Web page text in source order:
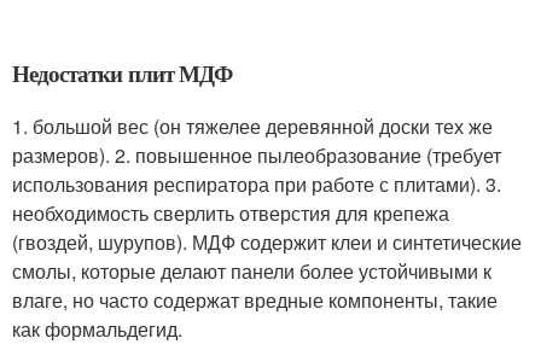
Недостатки плит МДФ
1. большой вес (он тяжелее деревянной доски тех же
размеров). 2. повышенное пылеобразование (требует
использования респиратора при работе с плитами). 3.
необходимость сверлить отверстия для крепежа
(гвоздей, шурупов). МДФ содержит клеи и синтетические
смолы, которые делают панели более устойчивыми к
влаге, но часто содержат вредные компоненты, такие
как формальдегид.